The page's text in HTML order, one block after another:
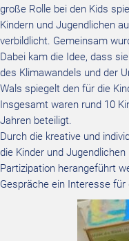
große Rolle bei den Kids
Kindern und Jugendlichen
verbildlicht. Gemeinsam
Dabei kam die Idee, dass
des Klimawandels und der
Wals spiegelt den für die
Insgesamt waren rund 10
Jahren beteiligt.
Durch die kreative und
die Kinder und
Partizipation herangeführt
Gespräche ein Interesse für